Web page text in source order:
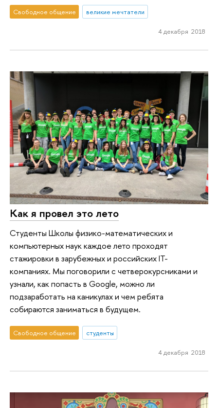
Свободное общение великие мечтатели
4 декабря 2018
Как я провел это лето
Студенты Школы физико-математических и
компьютерных наук каждое лето проходят
стажировки в зарубежных и российских IT-
компаниях. Мы поговорили с четверокурсниками и
узнали, как попасть в Google, можно ли
подзаработать на каникулах и чем ребята
собираются заниматься в будущем.
Свободное общение студенты
4 декабря 2018